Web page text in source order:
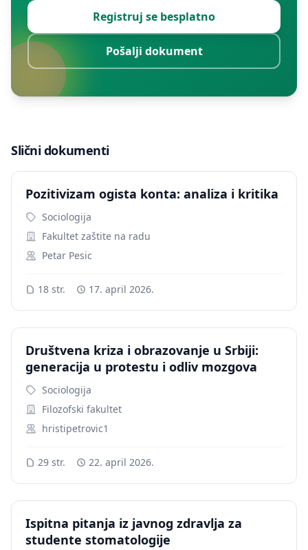
Registruj se besplatno
Pošalji dokument
Slični dokumenti
Pozitivizam ogista konta: analiza i kritika
Sociologija
Fakultet zaštite na radu
Petar Pesic
18 str. 17. april 2026.
Društvena kriza i obrazovanje u Srbiji:
generacija u protestu i odliv mozgova
Sociologija
Filozofski fakultet
hristipetrovic1
29 str. 22. april 2026.
Ispitna pitanja iz javnog zdravlja za
studente stomatologije